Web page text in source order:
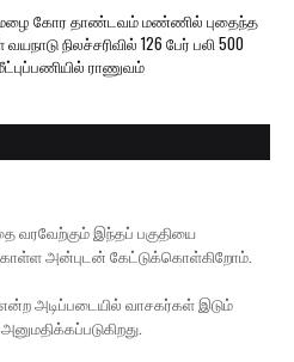
கோர தாண்டவம் மண்ணில் புதைந்த
நிலச்சரிவில் 126 பேர் பலி 500
ராணுவம்
வரவேற்கும் இந்தப் பகுதியை
அன்புடன் கேட்டுக்கொள்கிறோம்.
என்ற அடிப்படையில் வாசகர்கள் இடும்